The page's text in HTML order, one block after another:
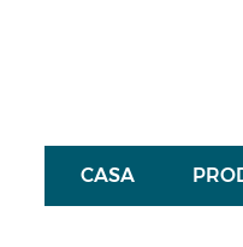
CASA